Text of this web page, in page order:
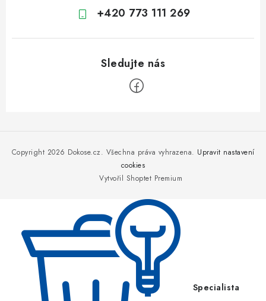
+420 773 111 269
Vytvořil Shoptet Premium
Copyright 2026 Dokose.cz. Všechna práva vyhrazena. Upravit nastavení
cookies
Specialista